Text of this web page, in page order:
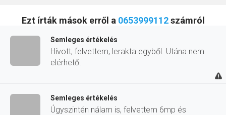
Ezt írták mások erről a 0653999112számról
Semleges értékelés
Hívott, felvettem, lerakta egyből. Utána nem
elérhető.
Semleges értékelés
Úgyszintén nálam is, felvettem 6mp és